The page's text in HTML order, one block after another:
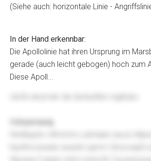
(Siehe auch: horizontale Linie -
In der Hand erkennbar:
Die Apollolinie hat ihren Ursprung im
gerade (auch leicht gebogen) hoch zum
Diese Apoll...